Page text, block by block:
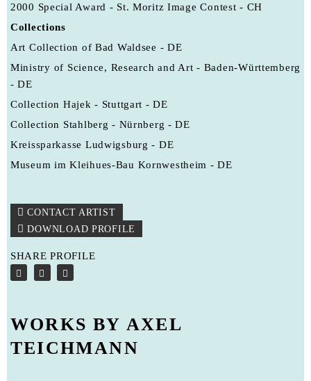
2000 Special Award - St. Moritz Image Contest - CH
Collections
Art Collection of Bad Waldsee - DE
Ministry of Science, Research and Art - Baden-Württemberg
- DE
Collection Hajek - Stuttgart - DE
Collection Stahlberg - Nürnberg - DE
Kreissparkasse Ludwigsburg - DE
Museum im Kleihues-Bau Kornwestheim - DE
CONTACT ARTIST
DOWNLOAD PROFILE
SHARE PROFILE
WORKS BY AXEL
TEICHMANN